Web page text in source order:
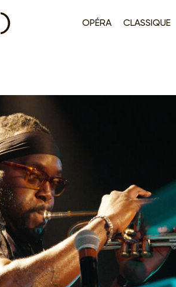
OPÉRA CLASSIQUE